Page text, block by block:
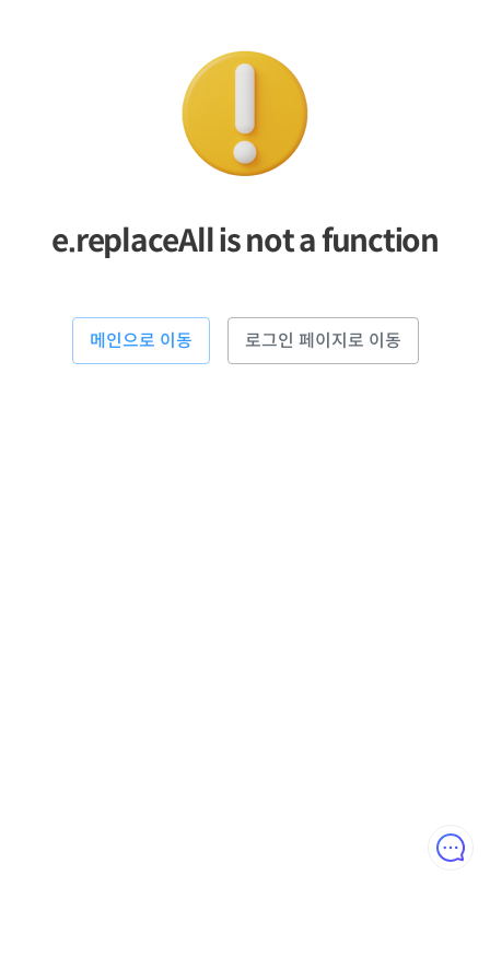
e.replaceAll is not a function
메인으로 이동 로그인 페이지로 이동